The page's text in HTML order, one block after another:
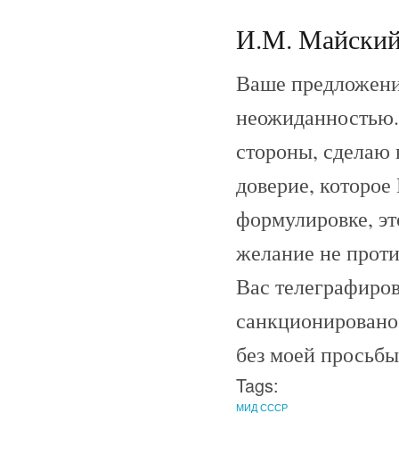
И.М. Майский
Ваше
стороны, сделаю
доверие,
формулировке,
желание не
Вас
без моей
Tags:
МИД СССР